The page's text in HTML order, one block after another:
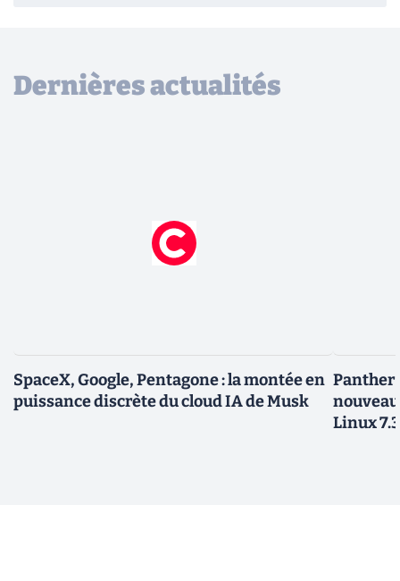
Dernières actualités
SpaceX, Google, Pentagone : la montée en
puissance discrète du cloud IA de Musk
Panther
Linux 7.3